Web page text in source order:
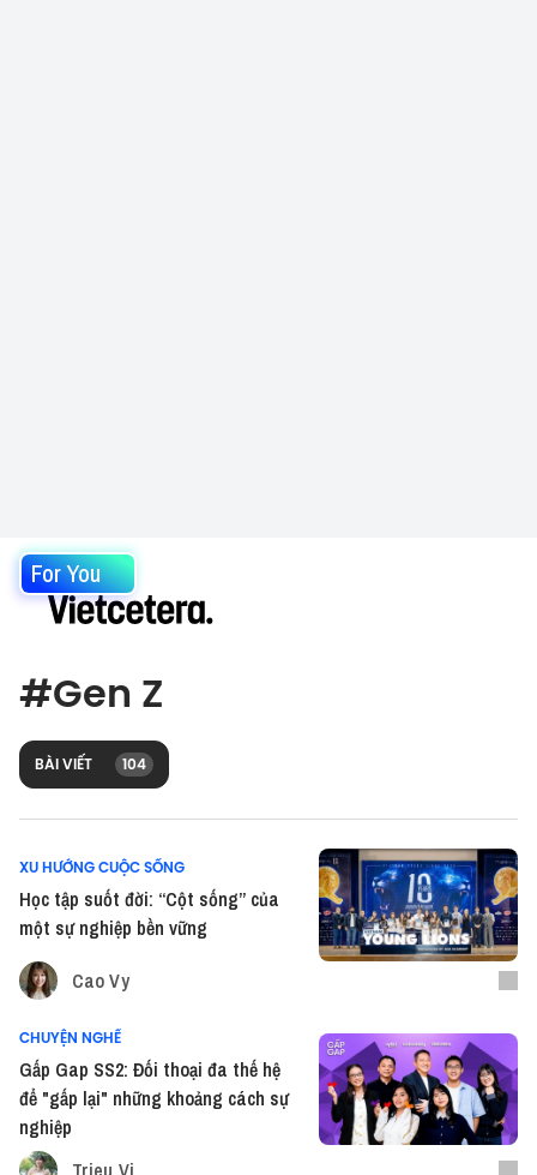
For You
#Gen Z
BÀI VIẾT 104
XU HƯỚNG CUỘC SỐNG
Học tập suốt đời: “Cột sống” của
một sự nghiệp bền vững
Cao Vy
CHUYỆN NGHỀ
Gấp Gap SS2: Đối thoại đa thế hệ
để "gấp lại" những khoảng cách sự
nghiệp
Trieu Vi